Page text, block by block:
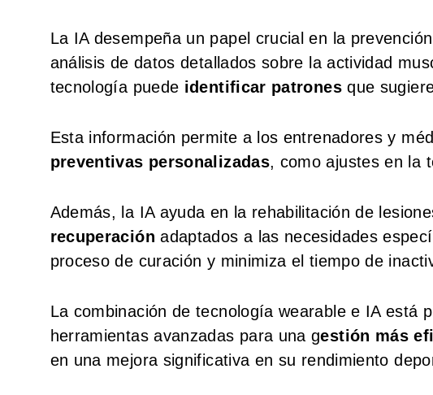
La IA desempeña un papel crucial en la
análisis de datos detallados sobre la actividad
tecnología puede identificar patronesque
Esta información permite a los entrenadores y
preventivas personalizadas, como ajustes en la
Además, la IA ayuda en la rehabilitación de
recuperación adaptados a las necesidades
proceso de curación y minimiza el tiempo de
La combinación de tecnología wearable e IA está
herramientas avanzadas para una gestión más
en una mejora significativa en su rendimiento